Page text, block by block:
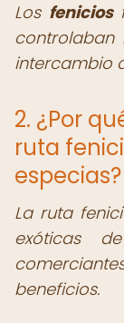
Los fenicios
controlaban
intercambio
2. ¿Por
ruta
especias?
La ruta
exóticas
beneficios.